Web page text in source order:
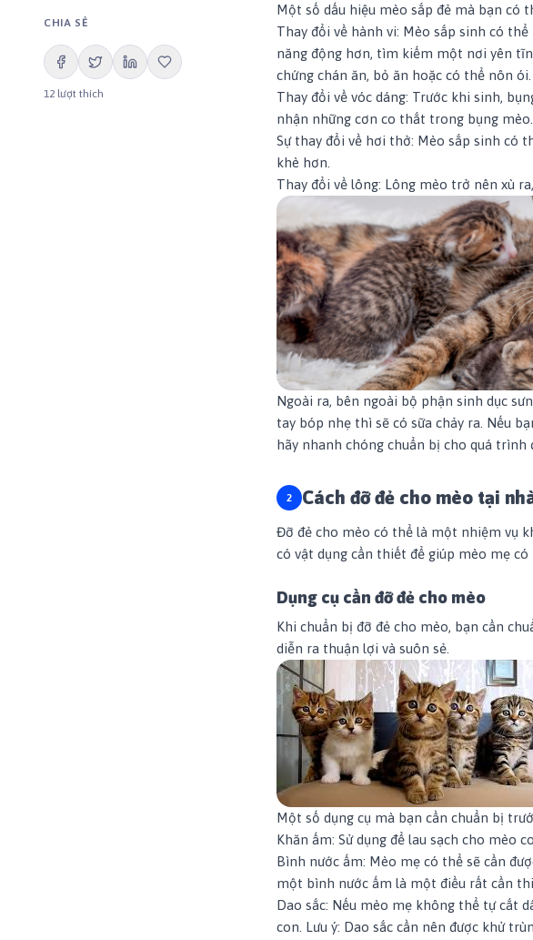
CHIA SẺ
12 lượt thích
Một số dấu hiệu mèo sắp đẻ mà bạn có
Thay đổi về hành vi: Mèo sắp sinh có
năng động hơn, tìm kiếm một nơi yên
chứng chán ăn, bỏ ăn hoặc có thể nôn ói.
Thay đổi về vóc dáng: Trước khi sinh,
nhận những cơn co thắt trong bụng mèo.
Sự thay đổi về hơi thở: Mèo sắp sinh có
khè hơn.
Thay đổi về lông: Lông mèo trở nên xù
Ngoài ra, bên ngoài bộ phận sinh dục
tay bóp nhẹ thì sẽ có sữa chảy ra. Nếu
hãy nhanh chóng chuẩn bị cho quá trình
Cách đỡ đẻ cho mèo tại
Đỡ đẻ cho mèo có thể là một nhiệm vụ
có vật dụng cần thiết để giúp mèo mẹ
Dụng cụ cần đỡ đẻ cho mèo
Khi chuẩn bị đỡ đẻ cho mèo, bạn cần
diễn ra thuận lợi và suôn sẻ.
Một số dụng cụ mà bạn cần chuẩn bị
Khăn ấm: Sử dụng để lau sạch cho mèo
Bình nước ấm: Mèo mẹ có thể sẽ cần
một bình nước ấm là một điều rất cần
Dao sắc: Nếu mèo mẹ không thể tự cắt
con. Lưu ý: Dao sắc cần nên được khử